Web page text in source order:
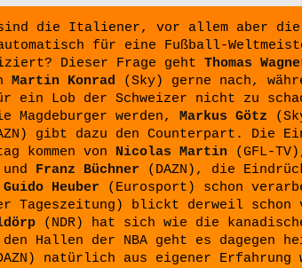
sind die Italiener, vor allem aber
für eine Fußball-
Dieser Frage geht Thomas
Martin Konrad (Sky) gerne nach,
ein Lob der Schweizer nicht zu
Magdeburger werden, Markus Götz
gibt dazu den Counterpart. Die
kommen von Nicolas Martin (GFL-
Franz Büchner (DAZN), die
Guido Heuber (Eurosport) schon
Tageszeitung) blickt derweil schon
(NDR) hat sich wie die
Hallen der NBA geht es dagegen
natürlich aus eigener Erfahrung